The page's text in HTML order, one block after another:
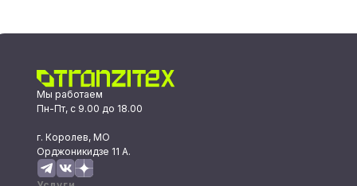
Мы работаем
Пн-Пт, с 9.00 до 18.00
г. Королев, МО
Орджоникидзе 11 А.